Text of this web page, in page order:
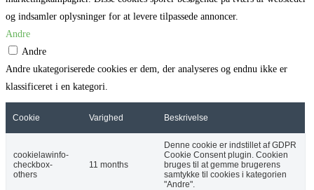
og indsamler oplysninger for at levere tilpassede annoncer.
Andre
Andre
Andre ukategoriserede cookies er dem, der analyseres og endnu ikke er
klassificeret i en kategori.
Cookie Varighed Beskrivelse
cookielawinfo-
checkbox-
others
11 months
Denne cookie er indstillet af GDPR
Cookie Consent plugin. Cookien
bruges til at gemme brugerens
samtykke til cookies i kategorien
"Andre".